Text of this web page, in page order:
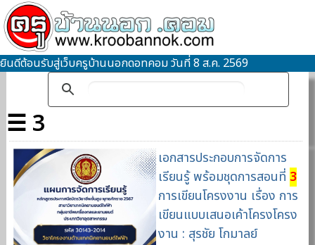
ยินดีต้อนรับสู่เว็บครูบ้านนอกดอทคอม วันที่ 8 ส.ค. 2569
☰ 3
เอกสารประกอบการจัดการ
เรียนรู้ พร้อมชุดการสอนที่ 3
การเขียนโครงงาน เรื่อง การ
เขียนแบบเสนอเค้าโครงโครง
งาน : สุรชัย โกมาลย์